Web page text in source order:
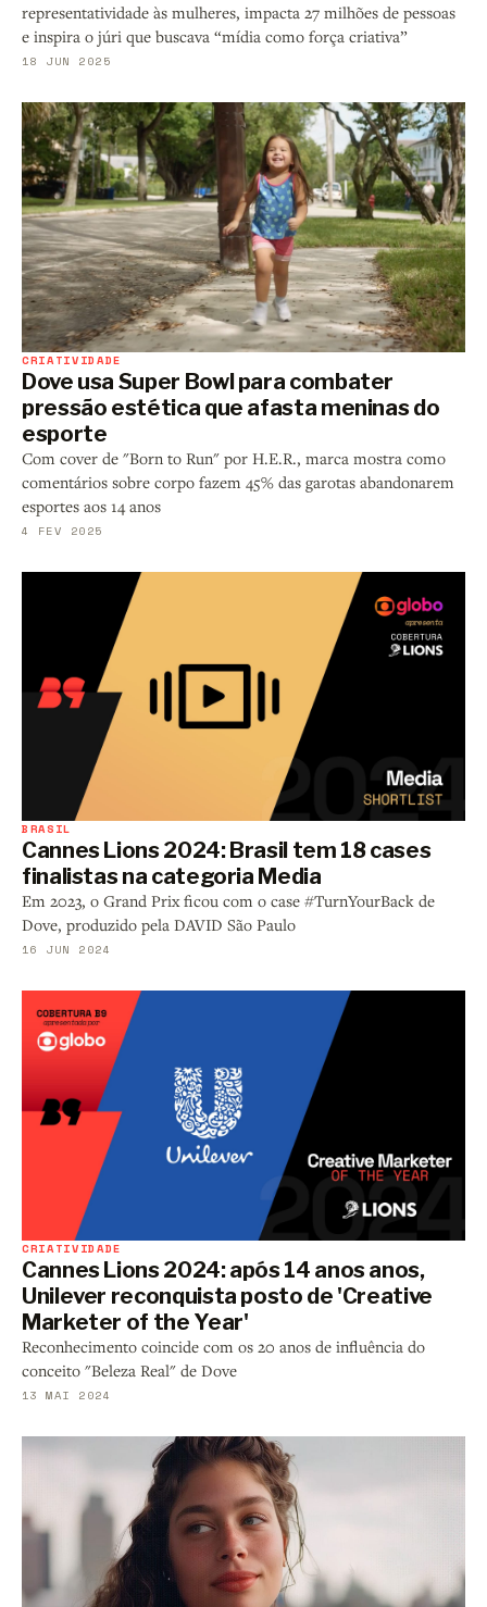
representatividade às mulheres, impacta 27 milhões de pessoas
e inspira o júri que buscava “mídia como força criativa”
18 JUN 2025
CRIATIVIDADE
Dove usa Super Bowl para combater
pressão estética que afasta meninas do
esporte
Com cover de "Born to Run" por H.E.R., marca mostra como
comentários sobre corpo fazem 45% das garotas abandonarem
esportes aos 14 anos
4 FEV 2025
BRASIL
Cannes Lions 2024: Brasil tem 18 cases
finalistas na categoria Media
Em 2023, o Grand Prix ficou com o case #TurnYourBack de
Dove, produzido pela DAVID São Paulo
16 JUN 2024
CRIATIVIDADE
Cannes Lions 2024: após 14 anos anos,
Unilever reconquista posto de 'Creative
Marketer of the Year'
Reconhecimento coincide com os 20 anos de influência do
conceito "Beleza Real" de Dove
13 MAI 2024